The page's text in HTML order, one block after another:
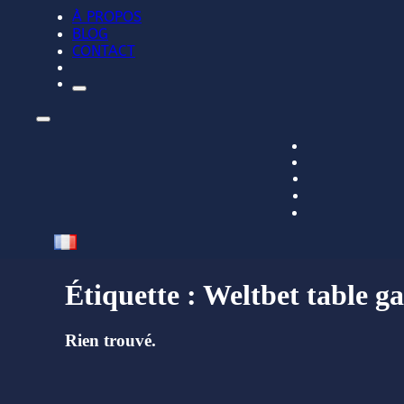
À PROPOS
BLOG
CONTACT
Étiquette : Weltbet table
Rien trouvé.